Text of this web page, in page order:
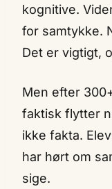
kognitive.
for samtykke.
Det er vigtigt,
Men efter
faktisk flytter
ikke fakta.
har hørt om
sige.